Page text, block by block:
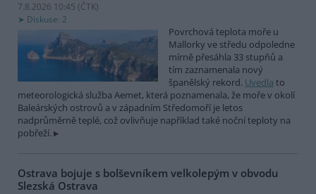
7.8.2026 10:45 (ČTK)
Diskuse: 2
Povrchová teplota moře u
Mallorky ve středu odpoledne
mírně přesáhla 33 stupňů a
tím zaznamenala nový
španělský rekord. Uvedla to
meteorologická služba Aemet, která poznamenala, že moře v okolí
Baleárských ostrovů a v západním Středomoří je letos
nadprůměrně teplé, což ovlivňuje například také noční teploty na
pobřeží.
Ostrava bojuje s bolševníkem velkolepým v obvodu
Slezská Ostrava